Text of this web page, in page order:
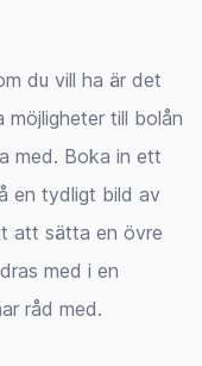
du vill ha är det
till bolån
med. Boka in ett
en tydligt bild av
att sätta en övre
med i en
råd med.